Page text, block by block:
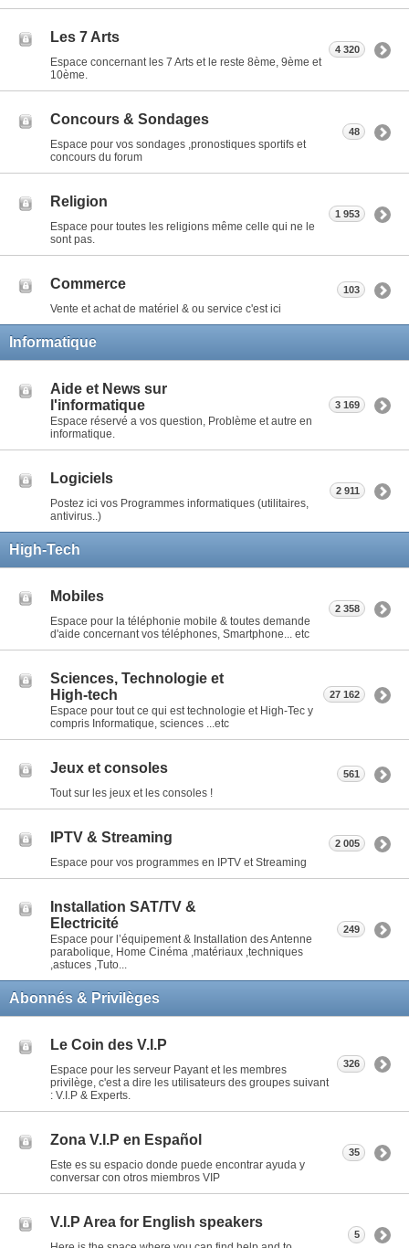
Les 7 Arts
Espace concernant les 7 Arts et le reste 8ème, 9ème et
10ème.
4 320
Concours & Sondages
Espace pour vos sondages ,pronostiques sportifs et
concours du forum
48
Religion
Espace pour toutes les religions même celle qui ne le
sont pas.
1 953
Commerce
Vente et achat de matériel & ou service c'est ici
103
Informatique
Aide et News sur
l'informatique
Espace réservé a vos question, Problème et autre en
informatique.
3 169
Logiciels
Postez ici vos Programmes informatiques (utilitaires,
antivirus..)
2 911
High-Tech
Mobiles
Espace pour la téléphonie mobile & toutes demande
d'aide concernant vos téléphones, Smartphone... etc
2 358
Sciences, Technologie et
High-tech
Espace pour tout ce qui est technologie et High-Tec y
compris Informatique, sciences ...etc
27 162
Jeux et consoles
Tout sur les jeux et les consoles !
561
IPTV & Streaming
Espace pour vos programmes en IPTV et Streaming
2 005
Installation SAT/TV &
Electricité
Espace pour l’équipement & Installation des Antenne
parabolique, Home Cinéma ,matériaux ,techniques
,astuces ,Tuto...
249
Abonnés & Privilèges
Le Coin des V.I.P
Espace pour les serveur Payant et les membres
privilège, c'est a dire les utilisateurs des groupes suivant
: V.I.P & Experts.
326
Zona V.I.P en Español
Este es su espacio donde puede encontrar ayuda y
conversar con otros miembros VIP
35
V.I.P Area for English speakers
5